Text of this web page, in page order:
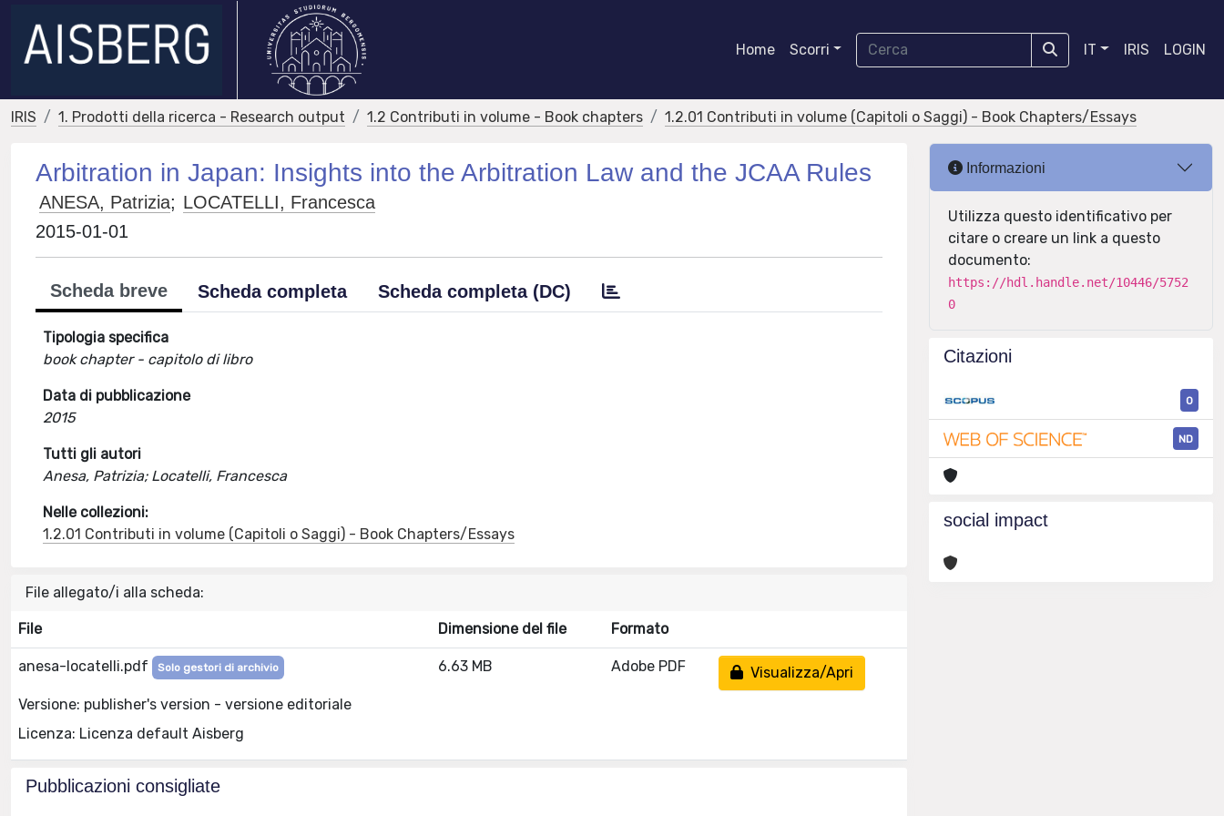
Home Scorri IT IRIS LOGIN
IRIS 1. Prodotti della ricerca - Research output 1.2 Contributi in volume - Book chapters 1.2.01 Contributi in volume (Capitoli o Saggi) - Book Chapters/Essays
Arbitration in Japan: Insights into the Arbitration Law and the JCAA Rules
ANESA, Patrizia; LOCATELLI, Francesca
2015-01-01
Scheda breve Scheda completa Scheda completa (DC)
Tipologia specifica
book chapter - capitolo di libro
Data di pubblicazione
2015
Tutti gli autori
Anesa, Patrizia; Locatelli, Francesca
Nelle collezioni:
1.2.01 Contributi in volume (Capitoli o Saggi) - Book Chapters/Essays
File allegato/i alla scheda:
File Dimensione del file Formato
anesa-locatelli.pdf Solo gestori di archivio
Versione: publisher's version - versione editoriale
Licenza: Licenza default Aisberg
6.63 MB Adobe PDF Visualizza/Apri
Pubblicazioni consigliate
Informazioni
Utilizza questo identificativo per
citare o creare un link a questo
documento:
https://hdl.handle.net/10446/5752
0
Citazioni
0
ND
social impact